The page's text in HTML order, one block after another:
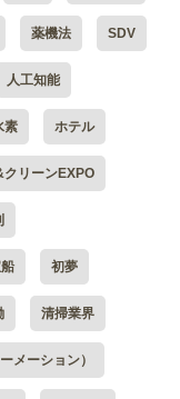
薬機法 SDV
人工知能
素 ホテル
クリーンEXPO
初夢
清掃業界
メーション）